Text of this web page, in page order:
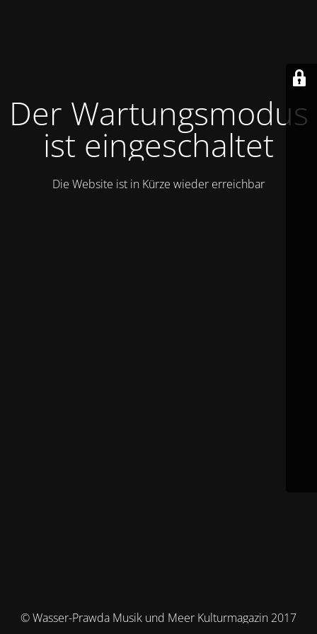
Der Wartungsmodus
ist eingeschaltet
Die Website ist in Kürze wieder erreichbar
© Wasser-Prawda Musik und Meer Kulturmagazin 2017